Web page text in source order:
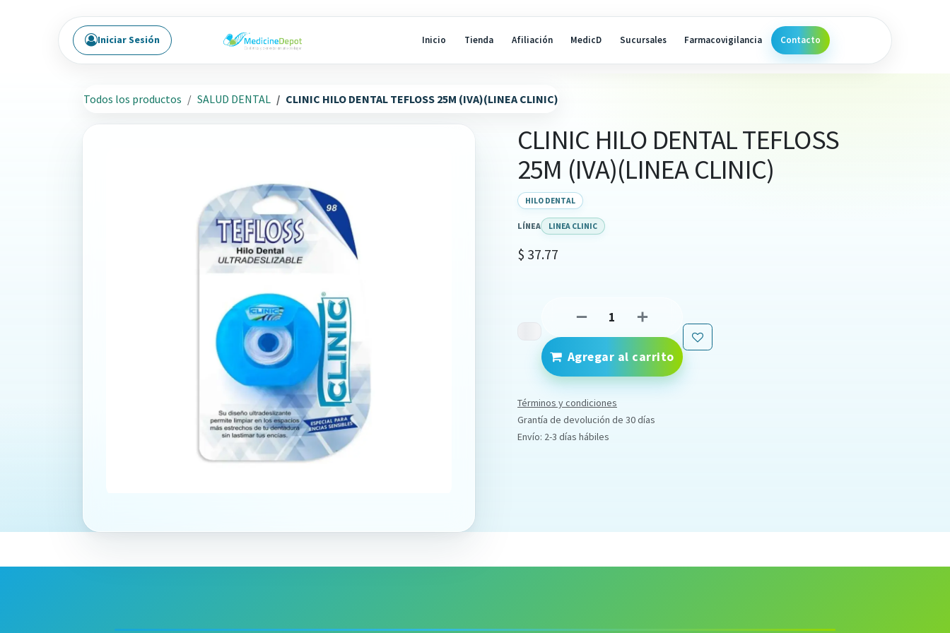
Inicio Tienda Afiliación MedicD Sucursales Farmacovigilancia Contacto
Iniciar Sesión
Todos los productos SALUD DENTAL CLINIC HILO DENTAL TEFLOSS 25M (IVA)(LINEA CLINIC)
CLINIC HILO DENTAL TEFLOSS
25M (IVA)(LINEA CLINIC)
HILO DENTAL
LÍNEA LINEA CLINIC
$ 37.77
Agregar al carrito
Términos y condiciones
Grantía de devolución de 30 días
Envío: 2-3 días hábiles